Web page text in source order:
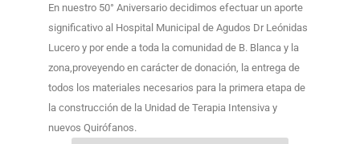
En nuestro 50° Aniversario decidimos efectuar un aporte
significativo al Hospital Municipal de Agudos Dr Leónidas
Lucero y por ende a toda la comunidad de B. Blanca y la
zona,proveyendo en carácter de donación, la entrega de
todos los materiales necesarios para la primera etapa de
la construcción de la Unidad de Terapia Intensiva y
nuevos Quirófanos.